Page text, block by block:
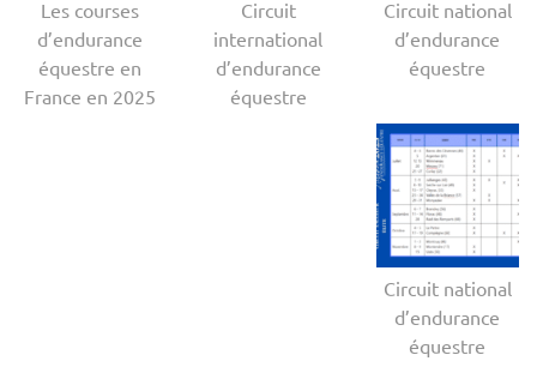
Les courses
d’endurance
équestre en
France en 2025
Circuit
international
d’endurance
équestre
Circuit national
d’endurance
équestre
Circuit national
d’endurance
équestre